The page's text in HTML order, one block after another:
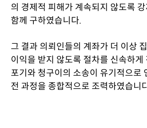
의 경제적 피해가 계속되지 않도록
함께 구하였습니다.
그 결과 의뢰인들의 계좌가 더 이상
이익을 받지 않도록 절차를 신속하게
포기와 청구이의 소송이 유기적으로
전 과정을 종합적으로 조력하였습니